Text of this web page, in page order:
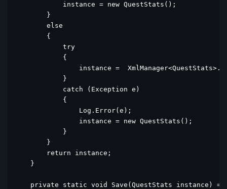
            instance = new QuestStats();
        }
        else
        {
            try
            {
instance =
            }
            catch (Exception e)
            {
                Log.Error(e);
                instance = new QuestStats();
            }
        }
        return instance;
    }
private static void Save(QuestStats instance)